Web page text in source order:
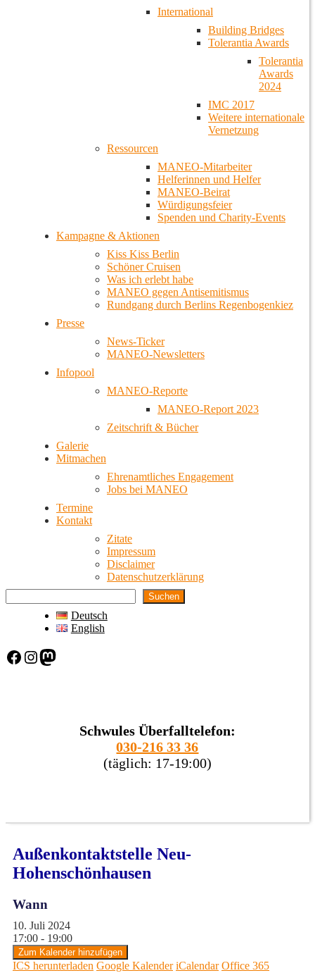
International
Building Bridges
Tolerantia Awards
Tolerantia
Awards
2024
IMC 2017
Weitere internationale
Vernetzung
Ressourcen
MANEO-Mitarbeiter
Helferinnen und Helfer
MANEO-Beirat
Würdigungsfeier
Spenden und Charity-Events
Kampagne & Aktionen
Kiss Kiss Berlin
Schöner Cruisen
Was ich erlebt habe
MANEO gegen Antisemitismus
Rundgang durch Berlins Regenbogenkiez
Presse
News-Ticker
MANEO-Newsletters
Infopool
MANEO-Reporte
MANEO-Report 2023
Zeitschrift & Bücher
Galerie
Mitmachen
Ehrenamtliches Engagement
Jobs bei MANEO
Termine
Kontakt
Zitate
Impressum
Disclaimer
Datenschutzerklärung
Suchen
Deutsch
English
Facebook Instagram Mastodon
Schwules Überfalltelefon:
030-216 33 36
(täglich: 17-19:00)
Außenkontaktstelle Neu-
Hohenschönhausen
Wann
10. Juli 2024
17:00 - 19:00
Zum Kalender hinzufügen
ICS herunterladen Google Kalender iCalendar Office 365